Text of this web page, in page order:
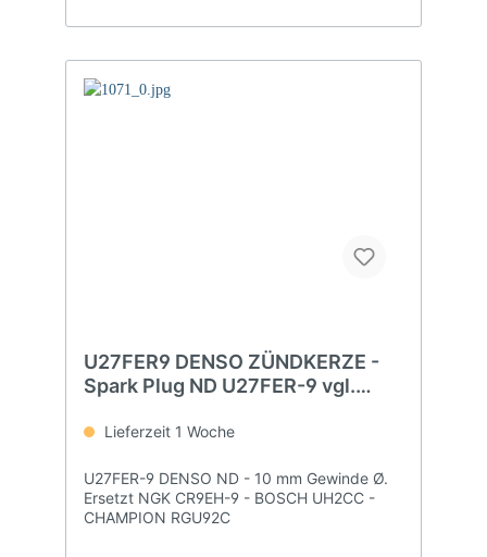
U27FER9 DENSO ZÜNDKERZE -
Spark Plug ND U27FER-9 vgl.
Lieferzeit 1 Woche
U27FER-9 DENSO ND - 10 mm Gewinde Ø.
Ersetzt NGK CR9EH-9 - BOSCH UH2CC -
CHAMPION RGU92C